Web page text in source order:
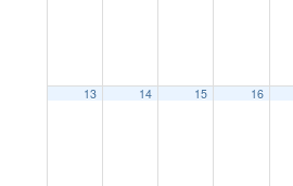
13 14 15 16